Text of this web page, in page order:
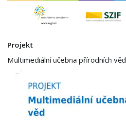
Projekt
Multimediální učebna přírodních věd